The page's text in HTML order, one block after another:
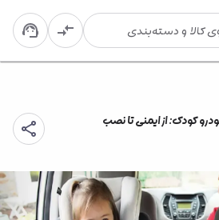
کودک: از ایمنی تا نصب